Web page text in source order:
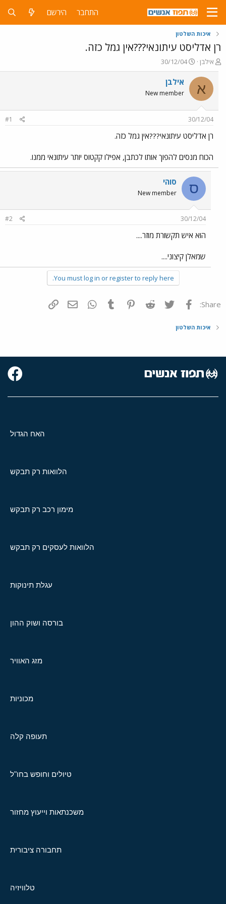
התחבר הירשם
איכות השלטון
רן אדליסט עיתונאי???אין גמל כזה.
פ
ו
ת
ח
ה
ש
א
אילבן
פ
ו
ר
30/12/04
א אילבן
New member
30/12/04
#1
רן אדליסט עיתונאי???אין גמל כזה.
הכוח מנסים להפוך אותו לכתבן, אפילו קקטוס יותר עיתונאי ממנו.
ס סוהי
New member
30/12/04
#2
הוא איש תקשורת מוזר....
שמאלן קיצוני....
You must log in or register to reply here.
Share: פייסבוק Twitter
Reddit
Pinterest
Tumblr
WhatsAppדואר אלקטרוני
איכות השלטון
האח הגדול
הלוואות רק תבקש
מימון רכב רק תבקש
הלוואות לעסקים רק תבקש
עגלת תינוקות
בורסה ושוק ההון
מזג האוויר
מכוניות
תעופה קלה
טיולים וחופש בחו"ל
משכנתאות וייעוץ מחזור
תחבורה ציבורית
טלוויזיה